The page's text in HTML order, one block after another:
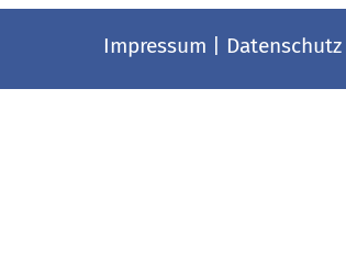
Impressum Datenschutz